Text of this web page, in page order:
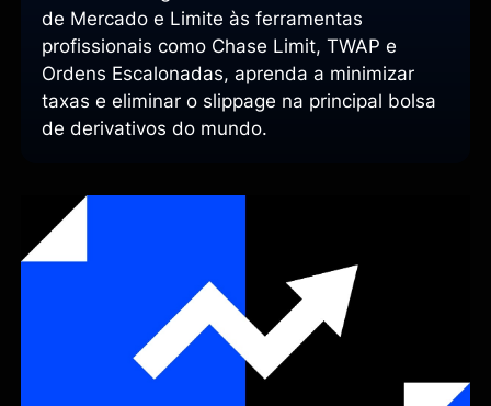
de Mercado e Limite às ferramentas
profissionais como Chase Limit, TWAP e
Ordens Escalonadas, aprenda a minimizar
taxas e eliminar o slippage na principal bolsa
de derivativos do mundo.